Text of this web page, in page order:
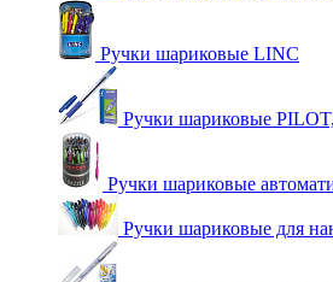
Ручки шариковые LINC
Ручки шариковые
Ручки шариковые
Ручки шариковые для